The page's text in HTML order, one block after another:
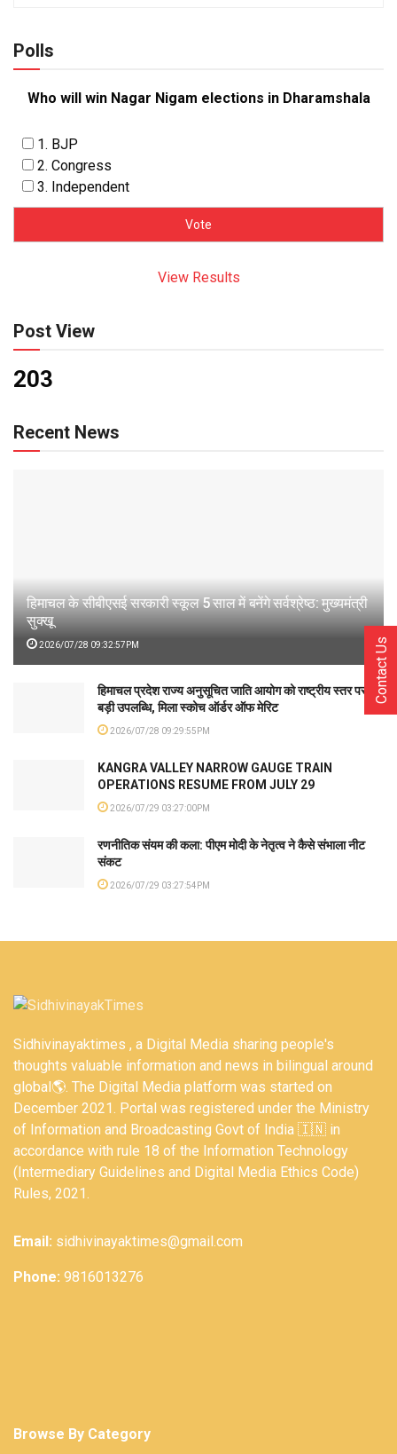
Polls
Who will win Nagar Nigam elections in Dharamshala
1. BJP
2. Congress
3. Independent
View Results
Post View
203
Recent News
हिमाचल के सीबीएसई सरकारी स्कूल 5 साल में बनेंगे सर्वश्रेष्ठ: मुख्यमंत्री
सुक्खू
2026/07/28 09:32:57PM
हिमाचल प्रदेश राज्य अनुसूचित जाति आयोग को राष्ट्रीय स्तर पर
बड़ी उपलब्धि, मिला स्कोच ऑर्डर ऑफ मेरिट
2026/07/28 09:29:55PM
KANGRA VALLEY NARROW GAUGE TRAIN
OPERATIONS RESUME FROM JULY 29
2026/07/29 03:27:00PM
रणनीतिक संयम की कला: पीएम मोदी के नेतृत्व ने कैसे संभाला नीट
संकट
2026/07/29 03:27:54PM
Sidhivinayaktimes , a Digital Media sharing people's
thoughts valuable information and news in bilingual around
global🌎. The Digital Media platform was started on
December 2021. Portal was registered under the Ministry
of Information and Broadcasting Govt of India 🇮🇳 in
accordance with rule 18 of the Information Technology
(Intermediary Guidelines and Digital Media Ethics Code)
Rules, 2021.
Email: sidhivinayaktimes@gmail.com
Phone: 9816013276
Browse By Category
Contact Us